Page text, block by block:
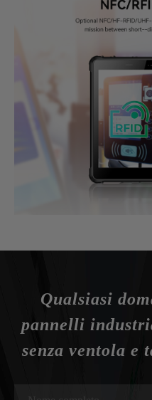
Qualsiasi
pannelli
senza ventola e